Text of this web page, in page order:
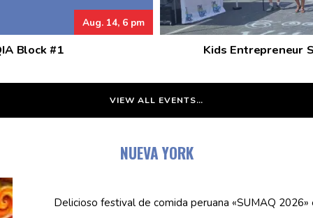
Aug. 14, 6 pm
Block #1 Kids Entrepreneur
VIEW ALL EVENTS…
NUEVA YORK
Delicioso festival de comida peruana «SUMAQ